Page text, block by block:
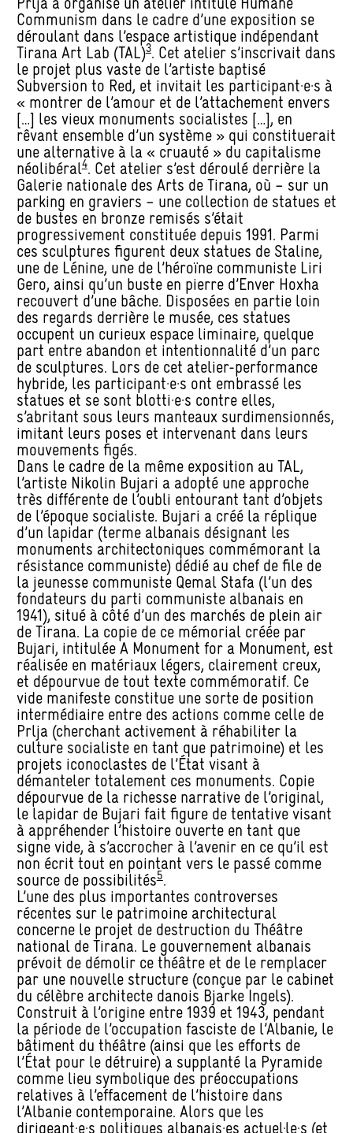
Communism dans le cadre d’une exposition se
déroulant dans l’espace artistique indépendant
Tirana Art Lab (TAL)3. Cet atelier s’inscrivait dans
le projet plus vaste de l’artiste baptisé
Subversion to Red, et invitait les participant·e·s à
« montrer de l’amour et de l’attachement envers
[…] les vieux monuments socialistes […], en
rêvant ensemble d’un système » qui constituerait
une alternative à la « cruauté » du capitalisme
néolibéral4. Cet atelier s’est déroulé derrière la
Galerie nationale des Arts de Tirana, où – sur un
parking en graviers – une collection de statues et
de bustes en bronze remisés s’était
progressivement constituée depuis 1991. Parmi
ces sculptures figurent deux statues de Staline,
une de Lénine, une de l’héroïne communiste Liri
Gero, ainsi qu’un buste en pierre d’Enver Hoxha
recouvert d’une bâche. Disposées en partie loin
des regards derrière le musée, ces statues
occupent un curieux espace liminaire, quelque
part entre abandon et intentionnalité d’un parc
de sculptures. Lors de cet atelier-performance
hybride, les participant·e·s ont embrassé les
statues et se sont blotti·e·s contre elles,
s’abritant sous leurs manteaux surdimensionnés,
imitant leurs poses et intervenant dans leurs
mouvements figés.
Dans le cadre de la même exposition au TAL,
l’artiste Nikolin Bujari a adopté une approche
très différente de l’oubli entourant tant d’objets
de l’époque socialiste. Bujari a créé la réplique
d’un lapidar (terme albanais désignant les
monuments architectoniques commémorant la
résistance communiste) dédié au chef de file de
la jeunesse communiste Qemal Stafa (l’un des
fondateurs du parti communiste albanais en
1941), situé à côté d’un des marchés de plein air
de Tirana. La copie de ce mémorial créée par
Bujari, intitulée A Monument for a Monument, est
réalisée en matériaux légers, clairement creux,
et dépourvue de tout texte commémoratif. Ce
vide manifeste constitue une sorte de position
intermédiaire entre des actions comme celle de
Prlja (cherchant activement à réhabiliter la
culture socialiste en tant que patrimoine) et les
projets iconoclastes de l’État visant à
démanteler totalement ces monuments. Copie
dépourvue de la richesse narrative de l’original,
le lapidar de Bujari fait figure de tentative visant
à appréhender l’histoire ouverte en tant que
signe vide, à s’accrocher à l’avenir en ce qu’il est
non écrit tout en pointant vers le passé comme
source de possibilités5.
L’une des plus importantes controverses
récentes sur le patrimoine architectural
concerne le projet de destruction du Théâtre
national de Tirana. Le gouvernement albanais
prévoit de démolir ce théâtre et de le remplacer
par une nouvelle structure (conçue par le cabinet
du célèbre architecte danois Bjarke Ingels).
Construit à l’origine entre 1939 et 1943, pendant
la période de l’occupation fasciste de l’Albanie, le
bâtiment du théâtre (ainsi que les efforts de
l’État pour le détruire) a supplanté la Pyramide
comme lieu symbolique des préoccupations
relatives à l’effacement de l’histoire dans
l’Albanie contemporaine. Alors que les
dirigeant·e·s politiques albanais·es actuel·le·s (et